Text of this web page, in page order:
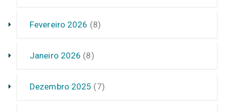
Fevereiro 2026 (8)
Janeiro 2026 (8)
Dezembro 2025 (7)